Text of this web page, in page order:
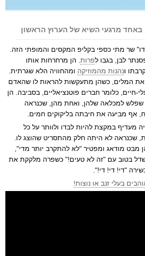
מרגעי השיא של הערוץ הראשון
שר מתי כספי בקליפ המקסים והמופתי הזה.
לבן, בגבו לפרות . הן מרחרחות אותו
ונהנות מהמוזיקה ומהחוויה הלא שגרתית.
את המלים, כשהן מתעקשות להראות לו שהאדם
חיים, כלומר חברים פוטנציאליים, בסביבה. הן
למכלאה שלהן, ואחת מהן, שכנראה
אף מביעה את חיבתה בליקוקים חמים.
מעדיף במקצת להיות לבדו ולוותר על כל
שכנראה לא היתה חלק מהתסריט שהוצג לו.
מבט מודאג ומפטיר "לא להתקרב יותר מדי",
בטוב עם "זה לא טעים!" כשפרה מלקקת את
"די! די! די!".
בעלי זנב או נוצות!